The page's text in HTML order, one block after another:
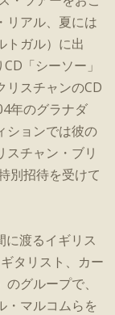
リアル、夏には
トガル）に出
「シーソー」
リスチャンのCD
年のグラナダ
ションでは彼の
スチャン・ブリ
別招待を受けて
に渡るイギリス
タリスト、カー
グループで、
・マルコムらを